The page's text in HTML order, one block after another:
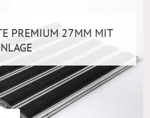
PREMIUM 27MM MIT